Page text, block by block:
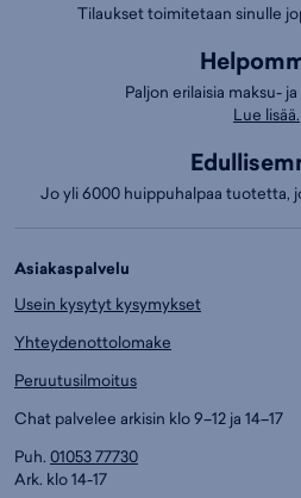
Tilaukset toimitetaan sinulle
Paljon erilaisia maksu-
Lue lisää.
Jo yli 6000 huippuhalpaa tuotetta,
Asiakaspalvelu
Usein kysytyt kysymykset
Yhteydenottolomake
Peruutusilmoitus
Chat palvelee arkisin klo 9–12 ja 14–17
Puh. 01053 77730
Ark. klo 14-17